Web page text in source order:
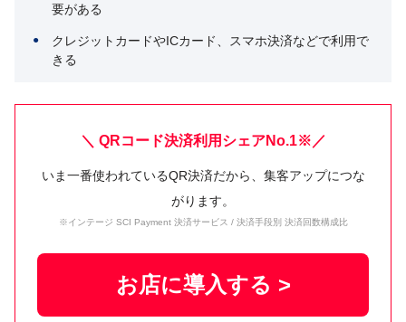
要がある
クレジットカードやICカード、スマホ決済などで利用で
きる
＼ QRコード決済利用シェアNo.1※／
いま一番使われているQR決済だから、集客アップにつな
がります。
※インテージ SCI Payment 決済サービス / 決済手段別 決済回数構成比
お店に導入する >